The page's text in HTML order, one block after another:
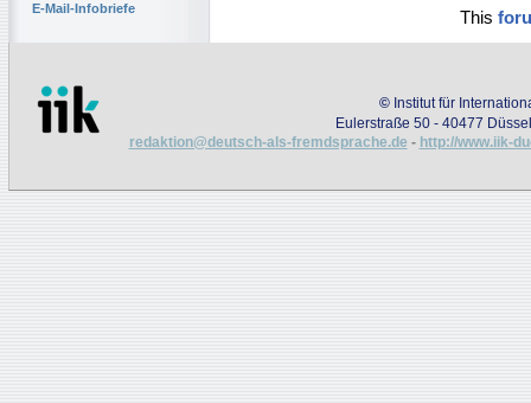
E-Mail-Infobriefe
This
© Institut für
Eulerstraße 50 - 40477
redaktion@deutsch-als-fremdsprache.de - http://www.iik-